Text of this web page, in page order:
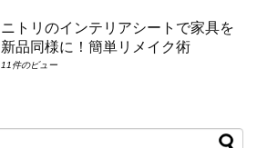
ニトリのインテリアシートで家具を
新品同様に！簡単リメイク術
11件のビュー